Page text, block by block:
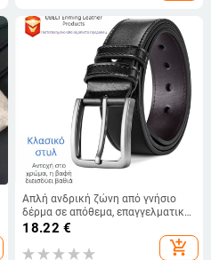
Απλή ανδρική ζώνη από γνήσιο
δέρμα σε απόθεμα, επαγγελματική,
ευέλικτη, αγκράφα με καρφίτσα, σε
casual στυλ, τζιν, ζώνη μέσης
ηλικίας για νέους άνδρες
18.22 €
add_shopping_cart